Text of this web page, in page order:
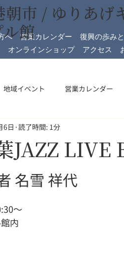
へ 営業カレンダー 復興の歩み
オンラインショップ
アクセス
朝市 / ゆりあげ
ル館
地域イベント 営業カレンダー
メイプル館
JAZZ LIVE
6日 読了時間: 1分
名雪 祥代
〜
内